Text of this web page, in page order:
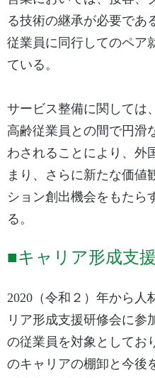
る技術の継承が必要であ
従業員に同行してのペア
ている。
サービス整備に関しては
高齢従業員との間で円滑
わされることにより、外
まり、さらに新たな価値
ション創出機会をもたら
る。
■キャリア形成支
2020（令和２）年から人
リア形成支援研修会に参
の従業員を対象としてお
のキャリアの棚卸と今後